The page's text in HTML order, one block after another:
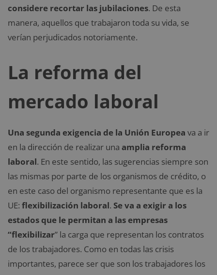
considere recortar las jubilaciones. De esta
manera, aquellos que trabajaron toda su vida, se
verían perjudicados notoriamente.
La reforma del
mercado laboral
Una segunda exigencia de la Unión Europea va a ir
en la dirección de realizar una amplia reforma
laboral. En este sentido, las sugerencias siempre son
las mismas por parte de los organismos de crédito, o
en este caso del organismo representante que es la
UE: flexibilización laboral. Se va a exigir a los
estados que le permitan a las empresas
“flexibilizar” la carga que representan los contratos
de los trabajadores. Como en todas las crisis
importantes, parece ser que son los trabajadores los